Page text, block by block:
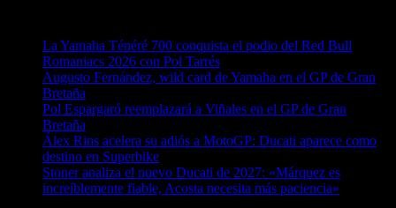
La Yamaha Ténéré 700 conquista el podio del Red Bull
Romaniacs 2026 con Pol Tarrés
Augusto Fernández, wild card de Yamaha en el GP de Gran
Bretaña
Pol Espargaró reemplazará a Viñales en el GP de Gran
Bretaña
Álex Rins acelera su adiós a MotoGP: Ducati aparece como
destino en Superbike
Stoner analiza el nuevo Ducati de 2027: «Márquez es
increíblemente fiable, Acosta necesita más paciencia»